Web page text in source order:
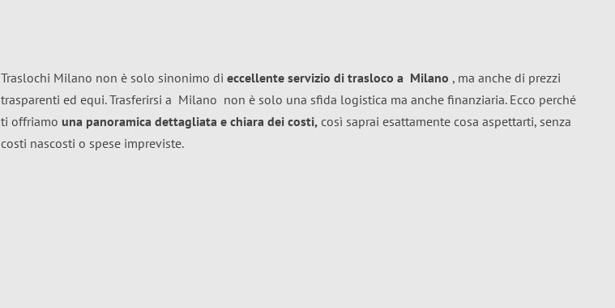
Traslochi Milano non è solo sinonimo di eccellente servizio di trasloco a Milano , ma anche di prezzi
trasparenti ed equi. Trasferirsi a Milano non è solo una sfida logistica ma anche finanziaria. Ecco perché
ti offriamo una panoramica dettagliata e chiara dei costi, così saprai esattamente cosa aspettarti, senza
costi nascosti o spese impreviste.